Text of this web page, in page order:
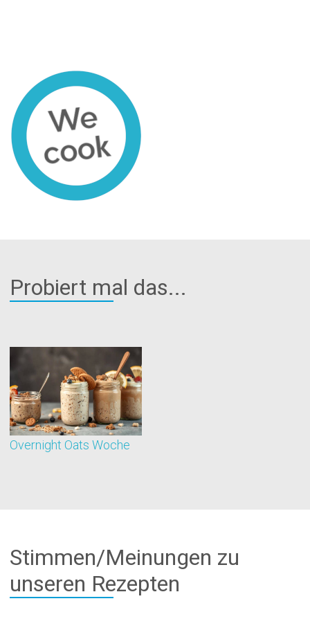
Probiert mal das...
Overnight Oats Woche
Stimmen/Meinungen zu
unseren Rezepten